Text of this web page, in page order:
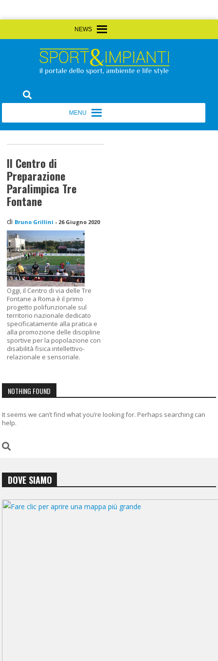
to
Sport&Impianti
Il Centro di
Preparazione
Paralimpica Tre
Fontane
di Bruno Grillini - 26 Giugno 2020
Oggi, il Centro di via delle Tre
Fontane a Roma è il primo
progetto polifunzionale sul
territorio nazionale dedicato
specificatamente alla pratica e
alla promozione delle discipline
sportive per la popolazione con
disabilità fisica intellettivo-
relazionale e sensoriale.
NOTHING FOUND
It seems we can’t find what you’re looking for. Perhaps searching can
help.
DOVE SIAMO